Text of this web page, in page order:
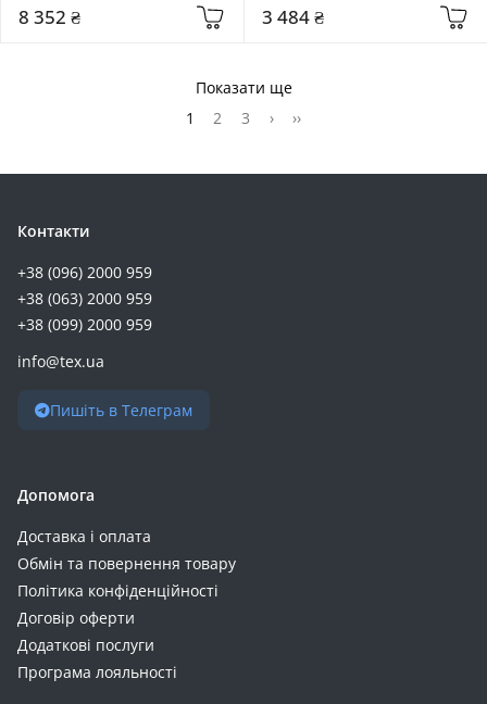
8 352 ₴ 3 484 ₴
Показати ще
1
2 3 › ››
Контакти
+38 (096) 2000 959
+38 (063) 2000 959
+38 (099) 2000 959
info@tex.ua
Пишіть в Телеграм
Допомога
Доставка і оплата
Обмін та повернення товару
Політика конфіденційності
Договір оферти
Додаткові послуги
Програма лояльності